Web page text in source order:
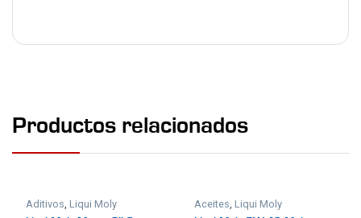
Productos relacionados
Aditivos,Liqui Moly Aceites,Liqui Moly